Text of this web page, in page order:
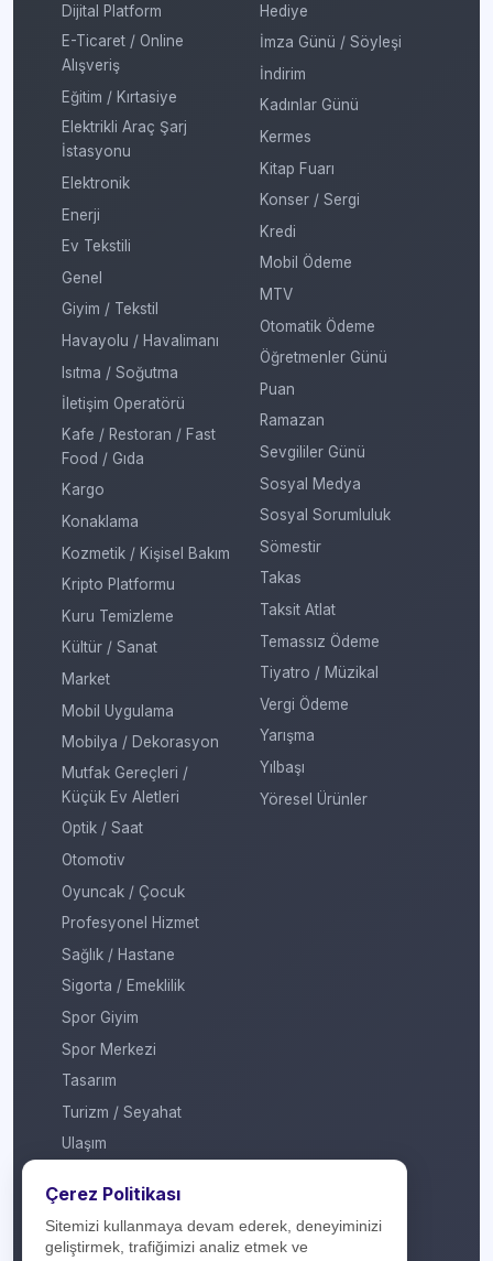
Dijital Platform
E-Ticaret / Online
Alışveriş
Eğitim / Kırtasiye
Elektrikli Araç Şarj
İstasyonu
Elektronik
Enerji
Ev Tekstili
Genel
Giyim / Tekstil
Havayolu / Havalimanı
Isıtma / Soğutma
İletişim Operatörü
Kafe / Restoran / Fast
Food / Gıda
Kargo
Konaklama
Kozmetik / Kişisel Bakım
Kripto Platformu
Kuru Temizleme
Kültür / Sanat
Market
Mobil Uygulama
Mobilya / Dekorasyon
Mutfak Gereçleri /
Küçük Ev Aletleri
Optik / Saat
Otomotiv
Oyuncak / Çocuk
Profesyonel Hizmet
Sağlık / Hastane
Sigorta / Emeklilik
Spor Giyim
Spor Merkezi
Tasarım
Turizm / Seyahat
Ulaşım
Yapı Marketi
Yurt Dışı / Duty Free
Hediye
İmza Günü / Söyleşi
İndirim
Kadınlar Günü
Kermes
Kitap Fuarı
Konser / Sergi
Kredi
Mobil Ödeme
MTV
Otomatik Ödeme
Öğretmenler Günü
Puan
Ramazan
Sevgililer Günü
Sosyal Medya
Sosyal Sorumluluk
Sömestir
Takas
Taksit Atlat
Temassız Ödeme
Tiyatro / Müzikal
Vergi Ödeme
Yarışma
Yılbaşı
Yöresel Ürünler
Çerez Politikası
Sitemizi kullanmaya devam ederek, deneyiminizi
geliştirmek, trafiğimizi analiz etmek ve